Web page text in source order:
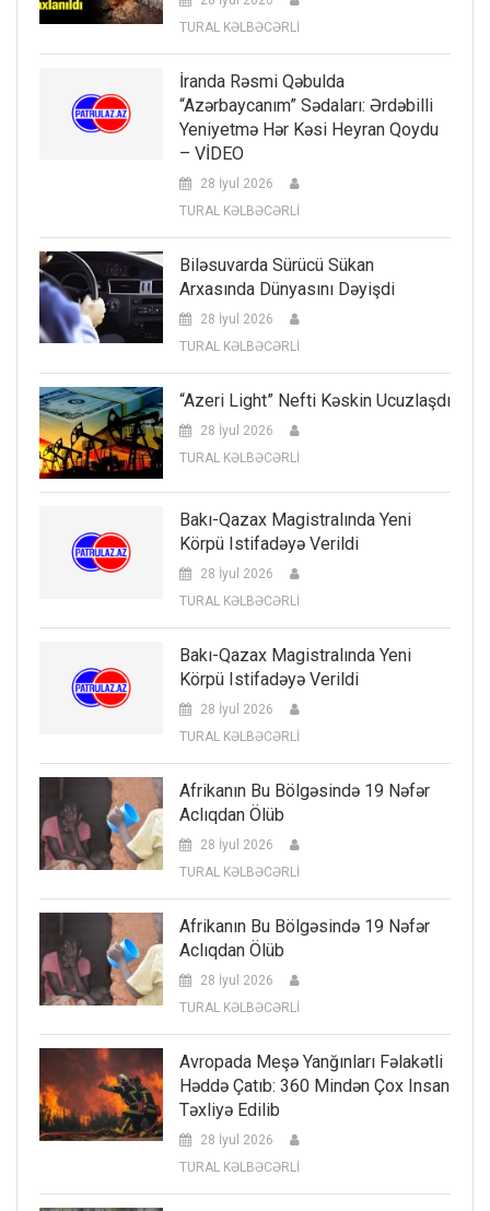
TURAL KƏLBƏCƏRLİ
İranda Rəsmi Qəbulda
“Azərbaycanım” Sədaları: Ərdəbilli
Yeniyetmə Hər Kəsi Heyran Qoydu
– VİDEO
28 İyul 2026
TURAL KƏLBƏCƏRLİ
Biləsuvarda Sürücü Sükan
Arxasında Dünyasını Dəyişdi
28 İyul 2026
TURAL KƏLBƏCƏRLİ
“Azeri Light” Nefti Kəskin Ucuzlaşdı
28 İyul 2026
TURAL KƏLBƏCƏRLİ
Bakı-Qazax Magistralında Yeni
Körpü Istifadəyə Verildi
28 İyul 2026
TURAL KƏLBƏCƏRLİ
Bakı-Qazax Magistralında Yeni
Körpü Istifadəyə Verildi
28 İyul 2026
TURAL KƏLBƏCƏRLİ
Afrikanın Bu Bölgəsində 19 Nəfər
Aclıqdan Ölüb
28 İyul 2026
TURAL KƏLBƏCƏRLİ
Afrikanın Bu Bölgəsində 19 Nəfər
Aclıqdan Ölüb
28 İyul 2026
TURAL KƏLBƏCƏRLİ
Avropada Meşə Yanğınları Fəlakətli
Həddə Çatıb: 360 Mindən Çox Insan
Təxliyə Edilib
28 İyul 2026
TURAL KƏLBƏCƏRLİ